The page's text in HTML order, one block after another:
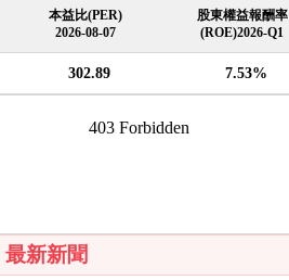
本益比(PER)
2026-08-07
股東權益報酬率
(ROE)2026-Q1
302.89 7.53%
最新新聞